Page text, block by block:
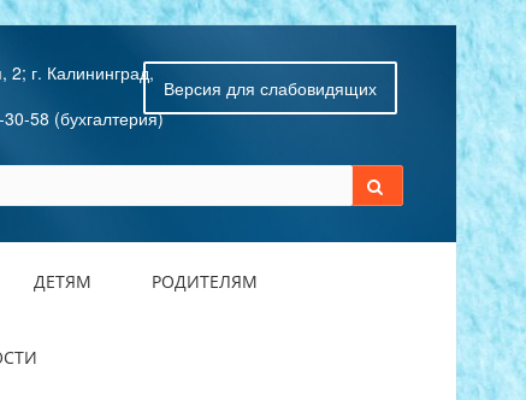
2; г. Калининград,
58 (бухгалтерия)
Версия для слабовидящих
ДЕТЯМ РОДИТЕЛЯМ